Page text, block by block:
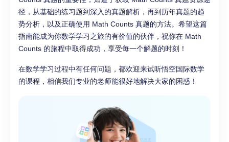
径，从基础的练习题到深入的真题解析，再到历年真题的趋
势分析，以及正确使用 Math Counts 真题的方法。希望这篇
指南能成为你数学学习之旅的有价值的伙伴，祝你在 Math
Counts 的旅程中取得成功，享受每一个解题的时刻！
在数学学习过程中有任何问题，都欢迎来试听悟空国际数学
的课程，相信我们专业的老师能很好地解决大家的困惑！